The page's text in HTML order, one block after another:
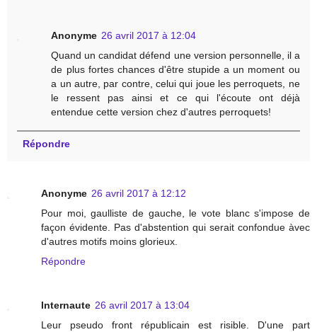
Anonyme 26 avril 2017 à 12:04
Quand un candidat défend une version personnelle, il a
de plus fortes chances d'être stupide a un moment ou
a un autre, par contre, celui qui joue les perroquets, ne
le ressent pas ainsi et ce qui l'écoute ont déjà
entendue cette version chez d'autres perroquets!
Répondre
Anonyme 26 avril 2017 à 12:12
Pour moi, gaulliste de gauche, le vote blanc s'impose de
façon évidente. Pas d'abstention qui serait confondue àvec
d'autres motifs moins glorieux.
Répondre
Internaute 26 avril 2017 à 13:04
Leur pseudo front républicain est risible. D'une part